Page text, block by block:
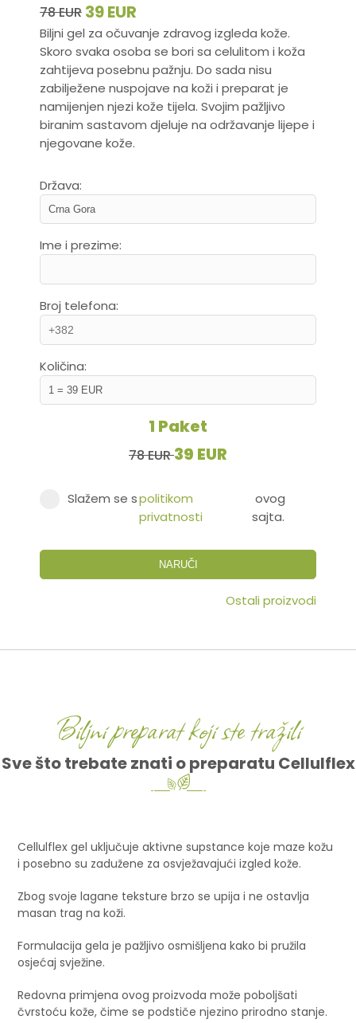
78 EUR 39 EUR
Biljni gel za očuvanje zdravog izgleda kože.
Skoro svaka osoba se bori sa celulitom i koža
zahtijeva posebnu pažnju. Do sada nisu
zabilježene nuspojave na koži i preparat je
namijenjen njezi kože tijela. Svojim pažljivo
biranim sastavom djeluje na održavanje lijepe i
njegovane kože.
Država:
Ime i prezime:
Broj telefona:
Količina:
1 Paket
78 EUR39 EUR
Slažem se spolitikom
privatnosti
ovog
sajta.
NARUČI
Ostali proizvodi
Biljni preparat koji ste tražili
Sve što trebate znati o preparatu Cellulflex
Cellulflex gel uključuje aktivne supstance koje maze kožu
i posebno su zadužene za osvježavajući izgled kože.
Zbog svoje lagane teksture brzo se upija i ne ostavlja
masan trag na koži.
Formulacija gela je pažljivo osmišljena kako bi pružila
osjećaj svježine.
Redovna primjena ovog proizvoda može poboljšati
čvrstoću kože, čime se podstiče njezino prirodno stanje.